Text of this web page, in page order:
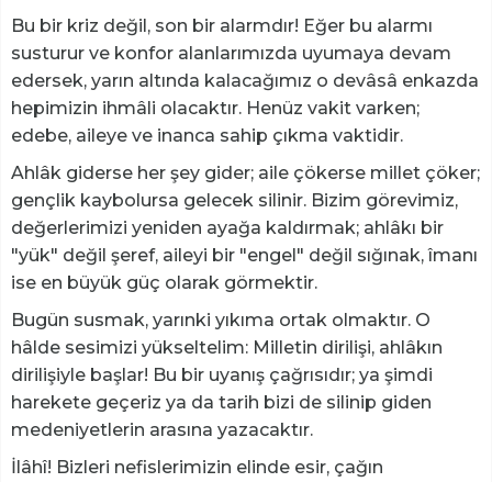
​Bu bir kriz değil, son bir alarmdır! Eğer bu alarmı
susturur ve konfor alanlarımızda uyumaya devam
edersek, yarın altında kalacağımız o devâsâ enkazda
hepimizin ihmâli olacaktır. Henüz vakit varken;
edebe, aileye ve inanca sahip çıkma vaktidir.
​Ahlâk giderse her şey gider; aile çökerse millet çöker;
gençlik kaybolursa gelecek silinir. Bizim görevimiz,
değerlerimizi yeniden ayağa kaldırmak; ahlâkı bir
"yük" değil şeref, aileyi bir "engel" değil sığınak, îmanı
ise en büyük güç olarak görmektir.
​Bugün susmak, yarınki yıkıma ortak olmaktır. O
hâlde sesimizi yükseltelim: Milletin dirilişi, ahlâkın
dirilişiyle başlar! Bu bir uyanış çağrısıdır; ya şimdi
harekete geçeriz ya da tarih bizi de silinip giden
medeniyetlerin arasına yazacaktır.
İlâhî! Bizleri nefislerimizin elinde esir, çağın